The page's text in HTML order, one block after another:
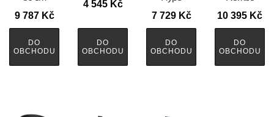
9 787 Kč
DO
OBCHODU
4 545 Kč
DO
OBCHODU
7 729 Kč
DO
OBCHODU
10 395 Kč
DO
OBCHODU